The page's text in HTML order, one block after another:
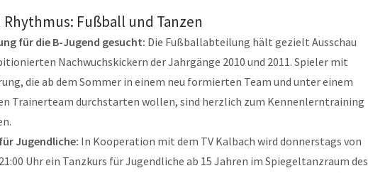
Fußball und Tanzen
für die B-Jugend gesucht: Die Fußballabteilung hält gezielt Ausschau
Nachwuchskickern der Jahrgänge 2010 und 2011. Spieler mit
die ab dem Sommer in einem neu formierten Team und unter einem
Trainerteam durchstarten wollen, sind herzlich zum Kennenlerntraining
Jugendliche: In Kooperation mit dem TV Kalbach wird donnerstags von
Uhr ein Tanzkurs für Jugendliche ab 15 Jahren im Spiegeltanzraum des